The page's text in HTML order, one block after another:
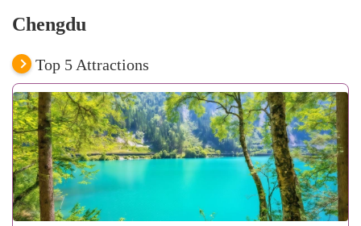
Chengdu
Top 5 Attractions